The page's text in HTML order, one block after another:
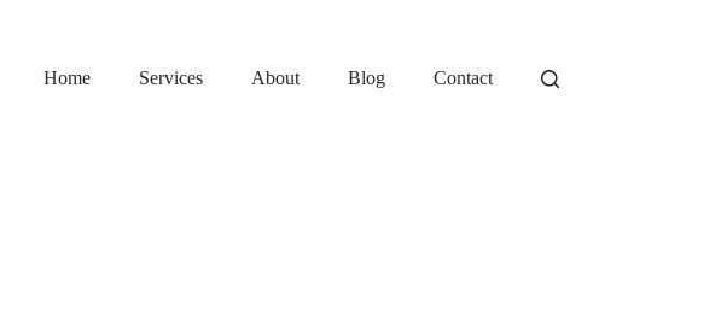
Home
Services About Blog Contact